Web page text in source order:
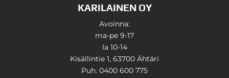
KARILAINEN OY
Avoinna:
ma-pe 9-17
la 10-14
Kisällintie 1, 63700 Ähtäri
Puh. 0400 600 775